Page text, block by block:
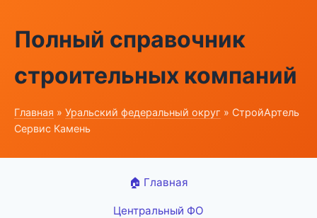
Полный справочник
строительных компаний
Главная » Уральский федеральный округ » СтройАртель
Сервис Камень
🏠 Главная
Центральный ФО